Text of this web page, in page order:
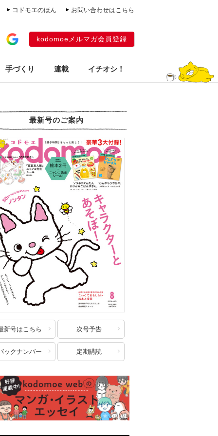
コドモエのほん お問い合わせはこちら
kodomoeメルマガ会員登録
手づくり 連載 イチオシ！
最新号のご案内
新号はこちら 次号予告
ックナンバー 定期購読